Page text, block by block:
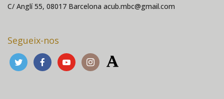
C/ Anglí 55, 08017 Barcelona acub.mbc@gmail.com
Segueix-nos